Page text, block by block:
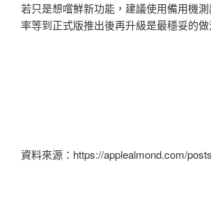
若只是想嚐鮮新功能，建議使用備用機
率等到正式版推出後再升級是最穩妥的做
資料來源：https://applealmond.com/